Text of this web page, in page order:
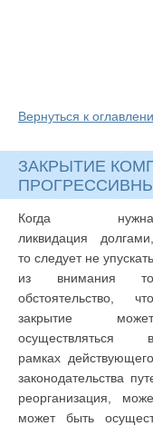
Вернуться к
ЗАКРЫТИЕ
Когда нужна
ликвидация долгами,
то следует не упускать
из внимания то
обстоятельство, что
закрытие может
осуществляться в
рамках действующего
законодательства
реорганизация,
может быть